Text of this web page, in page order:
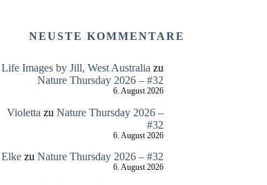
NEUSTE KOMMENTARE
Life Images by Jill, West Australia zu
Nature Thursday 2026 – #32
6. August 2026
Violetta zu Nature Thursday 2026 –
#32
6. August 2026
Elkezu Nature Thursday 2026 – #32
6. August 2026